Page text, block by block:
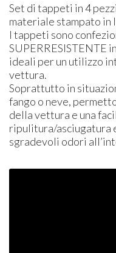
Set di tappeti in 4
materiale stampato in
I tappeti sono
SUPERRESISTENTE
ideali per un utilizzo
vettura.
Soprattutto in
fango o neve,
della vettura e una
ripulitura/asciugatura
sgradevoli odori